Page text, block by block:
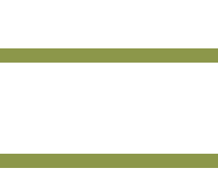
laquelle vous vous trouvez.
de sites web à comprendre comment les